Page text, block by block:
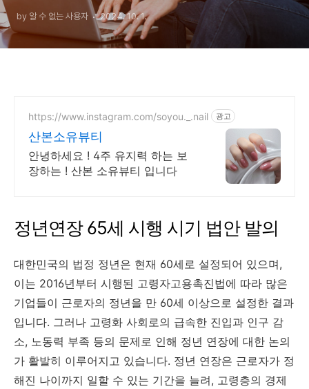
by 알 수 없는 사용자 2024. 10. 1.
https://www.instagram.com/soyou._.nail 광고
산본소유뷰티
안녕하세요 ! 4주 유지력 하는 보
장하는 ! 산본 소유뷰티 입니다
정년연장 65세 시행 시기 법안 발의
대한민국의 법정 정년은 현재 60세로 설정되어 있으며,
이는 2016년부터 시행된 고령자고용촉진법에 따라 많은
기업들이 근로자의 정년을 만 60세 이상으로 설정한 결과
입니다. 그러나 고령화 사회로의 급속한 진입과 인구 감
소, 노동력 부족 등의 문제로 인해 정년 연장에 대한 논의
가 활발히 이루어지고 있습니다. 정년 연장은 근로자가 정
해진 나이까지 일할 수 있는 기간을 늘려, 고령층의 경제